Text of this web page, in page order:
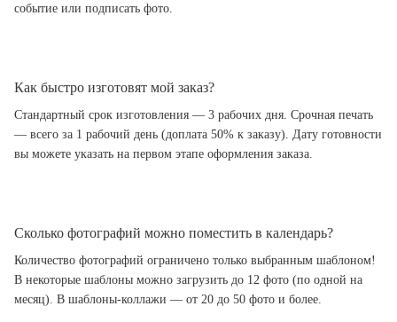
событие или подписать фото.
Как быстро изготовят мой заказ?
Стандартный срок изготовления — 3 рабочих дня. Срочная печать
— всего за 1 рабочий день (доплата 50% к заказу). Дату готовности
вы можете указать на первом этапе оформления заказа.
Сколько фотографий можно поместить в календарь?
Количество фотографий ограничено только выбранным шаблоном!
В некоторые шаблоны можно загрузить до 12 фото (по одной на
месяц). В шаблоны-коллажи — от 20 до 50 фото и более.